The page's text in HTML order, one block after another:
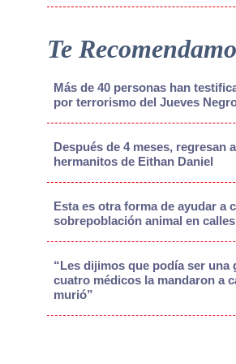
Te
Más de 40 personas han
por terrorismo del Jueves
Después de 4 meses, regresan
hermanitos de Eithan Daniel
Esta es otra forma de ayudar a
sobrepoblación animal en calles
“Les dijimos que podía ser una
cuatro médicos la mandaron a
murió”